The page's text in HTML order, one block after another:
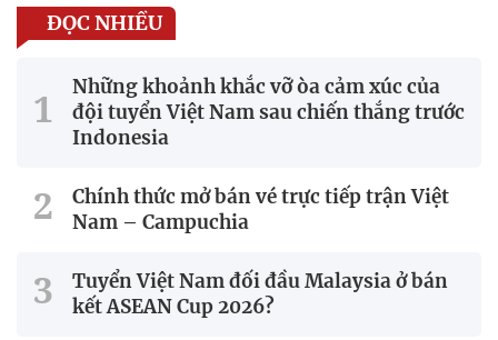
ĐỌC NHIỀU
Những khoảnh khắc vỡ òa cảm xúc của
đội tuyển Việt Nam sau chiến thắng trước
Indonesia
Chính thức mở bán vé trực tiếp trận Việt
Nam – Campuchia
Tuyển Việt Nam đối đầu Malaysia ở bán
kết ASEAN Cup 2026?